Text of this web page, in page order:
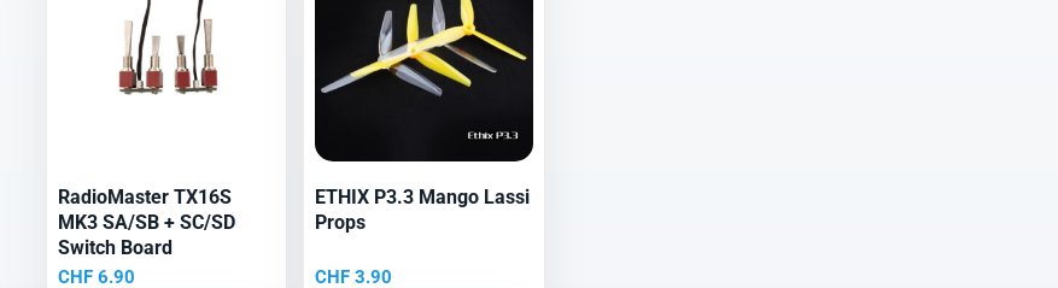
RadioMaster TX16S
MK3 SA/SB + SC/SD
Switch Board
CHF6.90
ETHIX P3.3 Mango Lassi
Props
CHF 3.90